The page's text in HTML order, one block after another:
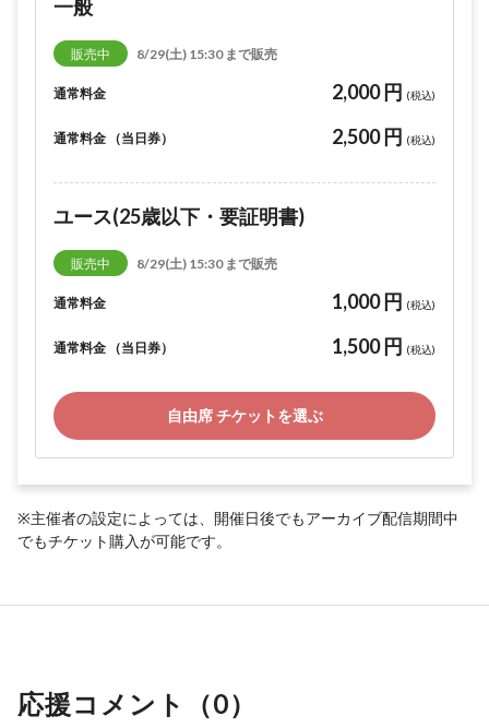
一般
販売中 8/29(土) 15:30 まで販売
通常料金 2,000 円 (税込)
通常料金 （当日券） 2,500 円 (税込)
ユース(25歳以下・要証明書)
販売中 8/29(土) 15:30 まで販売
通常料金 1,000 円 (税込)
通常料金 （当日券） 1,500 円 (税込)
自由席 チケットを選ぶ
※主催者の設定によっては、開催日後でもアーカイブ配信期間中
でもチケット購入が可能です。
応援コメント（0）